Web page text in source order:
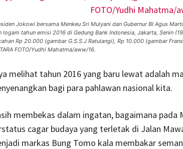
Jokowi bersama Menkeu Sri Mulyani dan Gubernur BI Agus
logam tahun emisi 2016 di Gedung Bank Indonesia, Jakarta, Senin
Rp 20.000 (gambar G.S.S.J Ratulangi), Rp 10.000 (gambar
FOTO/Yudhi Mahatma/aww/16.
melihat tahun 2016 yang baru lewat adalah
bagi para pahlawan nasional kita.
membekas dalam ingatan, bagaimana pada
cagar budaya yang terletak di Jalan
markas Bung Tomo kala membakar